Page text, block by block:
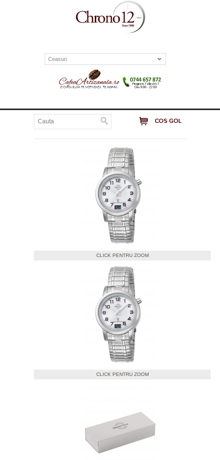
Ceasuri
COS GOL
CLICK PENTRU ZOOM
CLICK PENTRU ZOOM